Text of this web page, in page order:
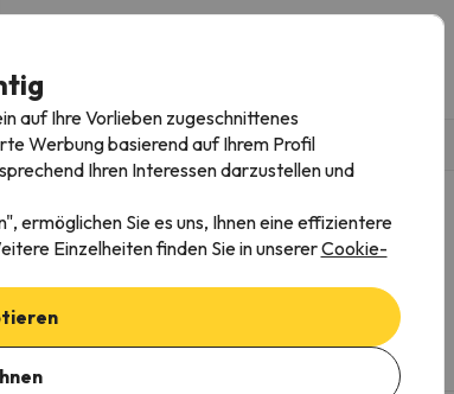
Baqueira Beret
auf Ihre Vorlieben zugeschnittenes
Werbung basierend auf Ihrem Profil
Ihren Interessen darzustellen und
ermöglichen Sie es uns, Ihnen eine effizientere
Einzelheiten finden Sie in unsererCookie-